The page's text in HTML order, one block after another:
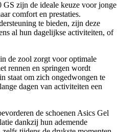
zijn de ideale keuze voor jonge
comfort en prestaties.
te bieden, zijn deze
al hun dagelijkse activiteiten, of
de zool zorgt voor optimale
rennen en springen wordt
staat om zich ongedwongen te
dagen van activiteiten een
de schoenen Asics Gel
dankzij hun ademende